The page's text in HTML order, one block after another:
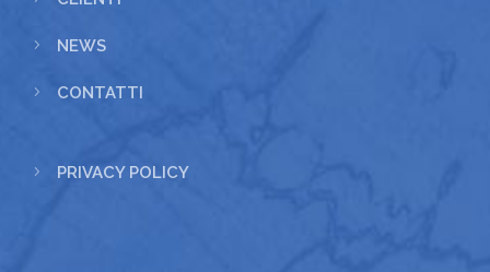
5 NEWS
5 CONTATTI
5 PRIVACY POLICY